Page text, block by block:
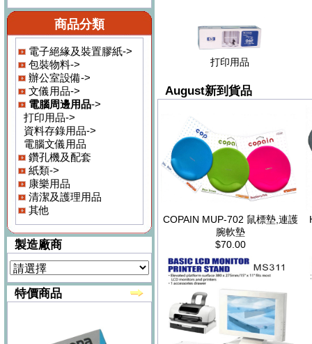
商品分類
電子絕緣及裝置膠紙->
包裝物料->
辦公室設備->
文儀用品->
電腦周邊用品->
打印用品->
資料存錄用品->
電腦文儀用品
鑽孔機及配套
紙類->
康樂用品
清潔及護理用品
其他
製造廠商
特價商品
打印用品
August新到貨品
COPAIN MUP-702 鼠標墊,連護
腕軟墊
$70.00